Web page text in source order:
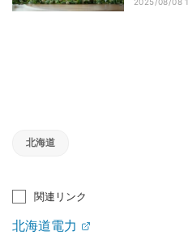
北海道
関連リンク
北海道電力